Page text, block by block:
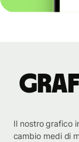
Il nostro grafico
cambio medi di